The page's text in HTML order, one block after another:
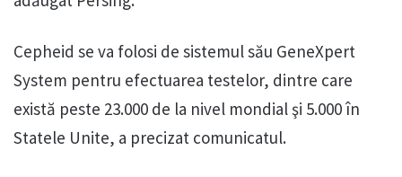
Cepheid se va folosi de sistemul său GeneXpert
System pentru efectuarea testelor, dintre care
există peste 23.000 de la nivel mondial şi 5.000 în
Statele Unite, a precizat comunicatul.